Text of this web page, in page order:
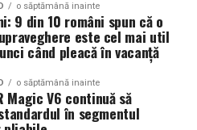
alese trebuie sa ofere un
Multi pasionati
arata bine la show, dar
reale de trafic,
o săptămână inainte
9 din 10 români spun că o
este cel mai util
când pleacă în vacanță
o săptămână inainte
Magic V6 continuă să
în segmentul